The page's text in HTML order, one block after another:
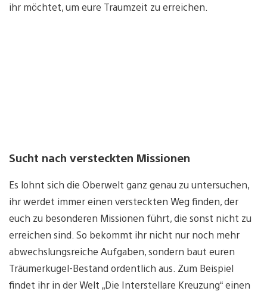
ihr möchtet, um eure Traumzeit zu erreichen.
Sucht nach versteckten Missionen
Es lohnt sich die Oberwelt ganz genau zu untersuchen,
ihr werdet immer einen versteckten Weg finden, der
euch zu besonderen Missionen führt, die sonst nicht zu
erreichen sind. So bekommt ihr nicht nur noch mehr
abwechslungsreiche Aufgaben, sondern baut euren
Träumerkugel-Bestand ordentlich aus. Zum Beispiel
findet ihr in der Welt „Die Interstellare Kreuzung“ einen